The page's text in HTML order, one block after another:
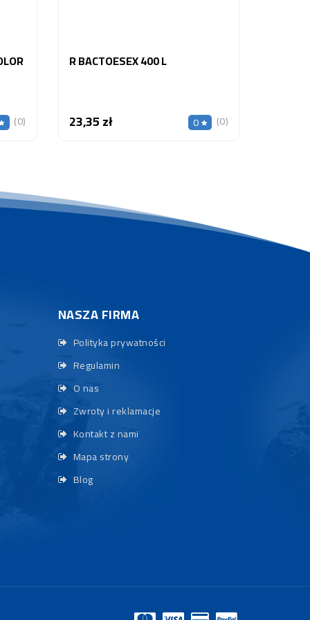
(0)
R BACTOESEX 400 L
23,35 złCena 0 (0)
NASZA FIRMA
Polityka prywatności
Regulamin
O nas
Zwroty i reklamacje
Kontakt z nami
Mapa strony
Blog